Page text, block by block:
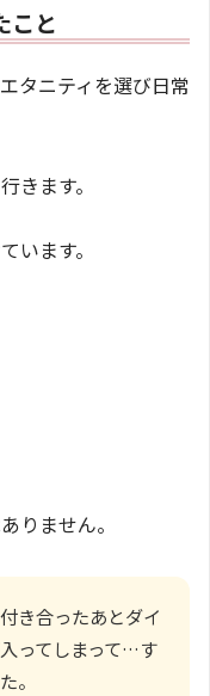
こと
タニティを選び日常
きます。
います。
りません。
き合ったあとダイ
ってしまって…す
。